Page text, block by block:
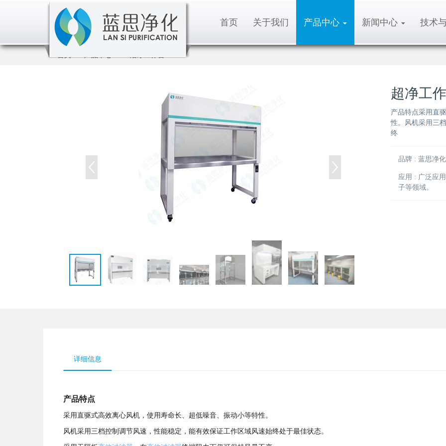
首页 关于我们 产品中心 新闻中心 技术
超净工
产品特点采用直
性。风机采用三
终
品牌 : 蓝思净化
应用 : 广泛应
子等领域。
详细信息
产品特点
采用直驱式高效离心风机，使用寿命长、超低噪音、振动小等特性。
风机采用三档控制调节风速，性能稳定，能有效保证工作区域风速始终处于最佳状态。